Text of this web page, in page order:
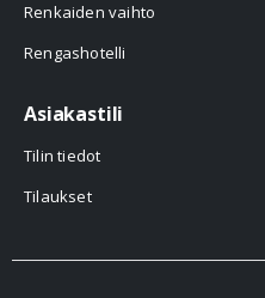
Renkaiden vaihto
Rengashotelli
Asiakastili
Tilin tiedot
Tilaukset